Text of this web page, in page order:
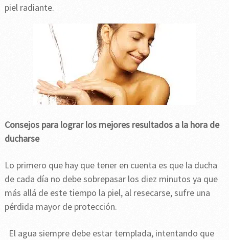
piel radiante.
Consejos para lograr los mejores resultados a la hora de
ducharse
Lo primero que hay que tener en cuenta es que la ducha
de cada día no debe sobrepasar los diez minutos ya que
más allá de este tiempo la piel, al resecarse, sufre una
pérdida mayor de protección.
El agua siempre debe estar templada, intentando que